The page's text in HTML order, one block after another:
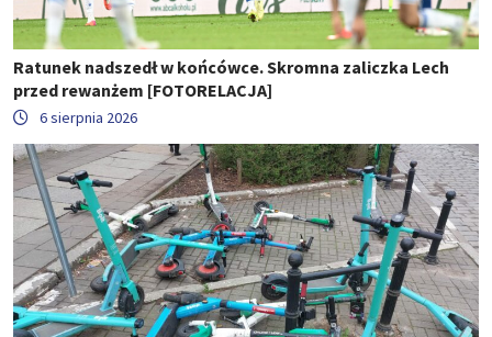
Ratunek nadszedł w końcówce. Skromna zaliczka Lech
przed rewanżem [FOTORELACJA]
6 sierpnia 2026